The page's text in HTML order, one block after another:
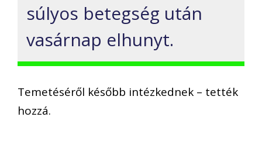
súlyos betegség után
vasárnap elhunyt.
Temetéséről később intézkednek – tették
hozzá.